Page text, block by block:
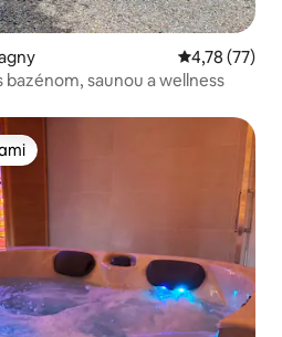
Priemerné
4,78 (77)
saunou a wellness